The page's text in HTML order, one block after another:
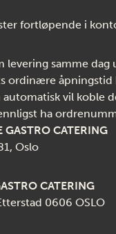
fortløpende i
levering samme dag
ordinære åpningstid
vil koble
ha
GASTRO CATERING
Oslo
CATERING
0606 OSLO